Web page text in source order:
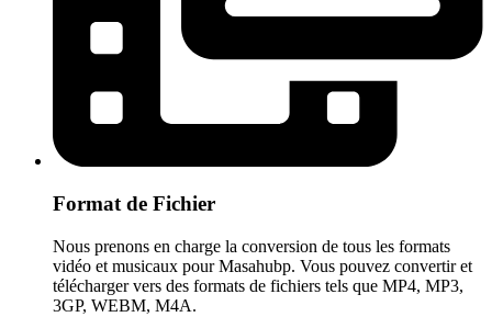
Format de Fichier
Nous prenons en charge la conversion de tous les formats
vidéo et musicaux pour Masahubp. Vous pouvez convertir et
télécharger vers des formats de fichiers tels que MP4, MP3,
3GP, WEBM, M4A.